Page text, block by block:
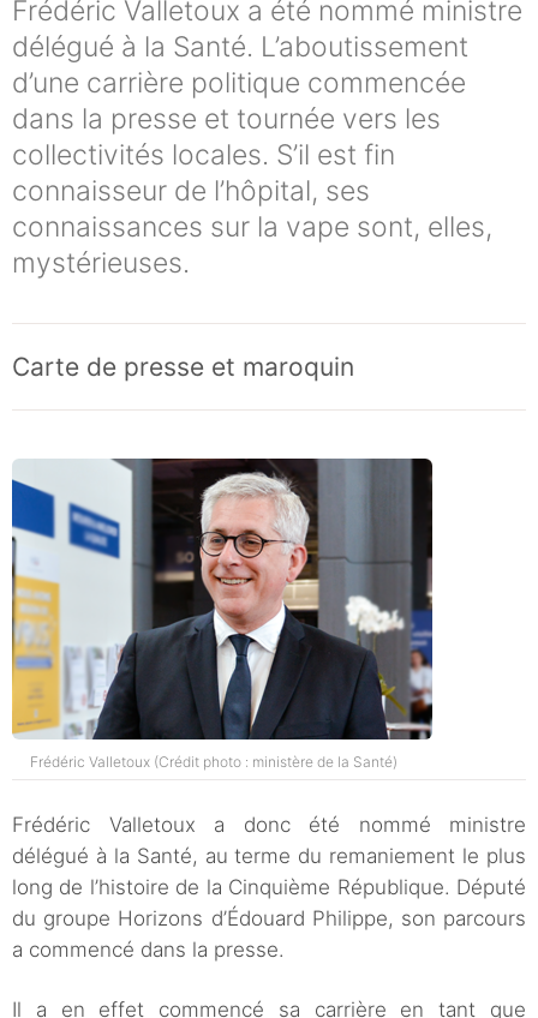
Frédéric Valletoux a été nommé ministre
délégué à la Santé. L’aboutissement
d’une carrière politique commencée
dans la presse et tournée vers les
collectivités locales. S’il est fin
connaisseur de l’hôpital, ses
connaissances sur la vape sont, elles,
mystérieuses.
Carte de presse et maroquin
Frédéric Valletoux (Crédit photo : ministère de la Santé)
Frédéric Valletoux a donc été nommé ministre
délégué à la Santé, au terme du remaniement le plus
long de l’histoire de la Cinquième République. Député
du groupe Horizons d’Édouard Philippe, son parcours
a commencé dans la presse.
Il a en effet commencé sa carrière en tant que